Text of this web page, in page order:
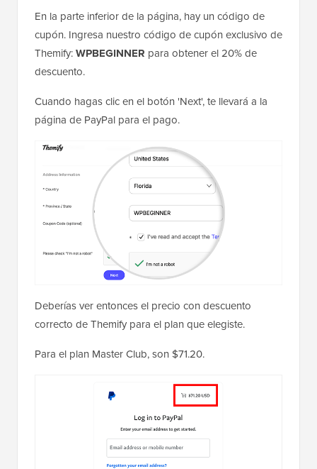
En la parte inferior de la página, hay un código de
cupón. Ingresa nuestro código de cupón exclusivo de
Themify:WPBEGINNER para obtener el 20% de
descuento.
Cuando hagas clic en el botón 'Next', te llevará a la
página de PayPal para el pago.
Deberías ver entonces el precio con descuento
correcto de Themify para el plan que elegiste.
Para el plan Master Club, son $71.20.